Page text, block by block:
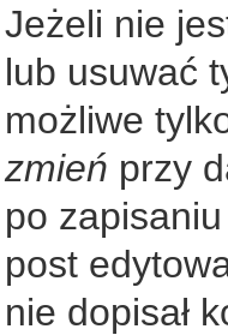
Jeżeli nie
lub usuwać
możliwe
zmień przy
po
post
nie dopisał